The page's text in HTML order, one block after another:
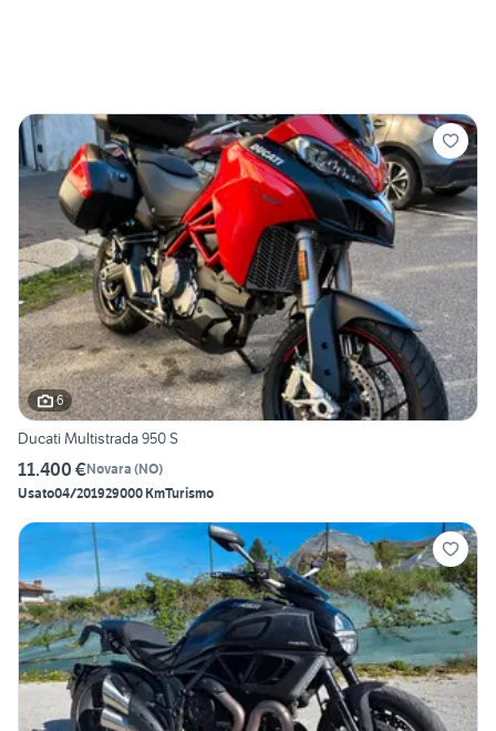
6
Ducati Multistrada 950 S
11.400 €Novara (NO)
Usato04/201929000 KmTurismo